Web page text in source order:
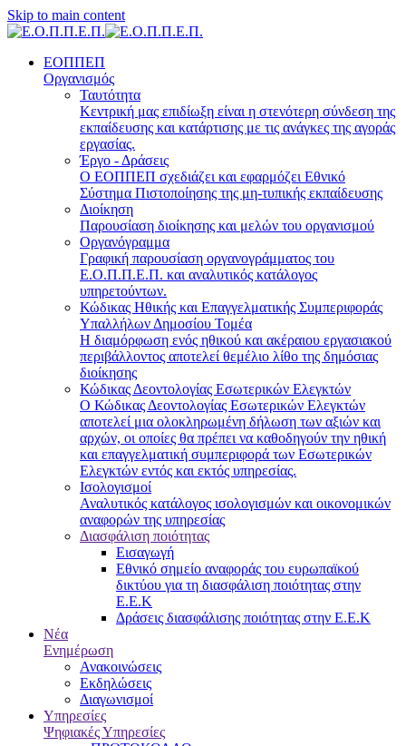
Skip to main content
ΕΟΠΠΕΠ
Οργανισμός
Ταυτότητα
Κεντρική μας επιδίωξη είναι η στενότερη σύνδεση της
εκπαίδευσης και κατάρτισης με τις ανάγκες της αγοράς
εργασίας.
Έργο - Δράσεις
Ο ΕΟΠΠΕΠ σχεδιάζει και εφαρμόζει Eθνικό
Σύστημα Πιστοποίησης της μη-τυπικής εκπαίδευσης
Διοίκηση
Παρουσίαση διοίκησης και μελών του οργανισμού
Οργανόγραμμα
Γραφική παρουσίαση οργανογράμματος του
Ε.Ο.Π.Π.Ε.Π. και αναλυτικός κατάλογος
υπηρετούντων.
Κώδικας Ηθικής και Επαγγελματικής Συμπεριφοράς
Υπαλλήλων Δημοσίου Τομέα
Η διαμόρφωση ενός ηθικού και ακέραιου εργασιακού
περιβάλλοντος αποτελεί θεμέλιο λίθο της δημόσιας
διοίκησης
Κώδικας Δεοντολογίας Εσωτερικών Ελεγκτών
Ο Κώδικας Δεοντολογίας Εσωτερικών Ελεγκτών
αποτελεί μια ολοκληρωμένη δήλωση των αξιών και
αρχών, οι οποίες θα πρέπει να καθοδηγούν την ηθική
και επαγγελματική συμπεριφορά των Εσωτερικών
Ελεγκτών εντός και εκτός υπηρεσίας.
Ισολογισμοί
Αναλυτικός κατάλογος ισολογισμών και οικονομικών
αναφορών της υπηρεσίας
Διασφάλιση ποιότητας
Εισαγωγή
Εθνικό σημείο αναφοράς του ευρωπαϊκού
δικτύου για τη διασφάλιση ποιότητας στην
Ε.Ε.Κ
Δράσεις διασφάλισης ποιότητας στην Ε.Ε.Κ
Νέα
Ενημέρωση
Ανακοινώσεις
Εκδηλώσεις
Διαγωνισμοί
Υπηρεσίες
Ψηφιακές Υπηρεσίες